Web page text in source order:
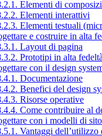
Elementi di
Elementi interattivi
Elementi testuali
e costruire in alta
Layout di pagina
Prototipi in alta fedeltà
con il design
Documentazione
Benefici del design
Risorse operative
Come contribuire al
con i modelli di
Vantaggi dell’utilizzo